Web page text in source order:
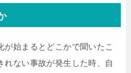
が始まるとどこかで聞いたこ
れない事故が発生した時、自